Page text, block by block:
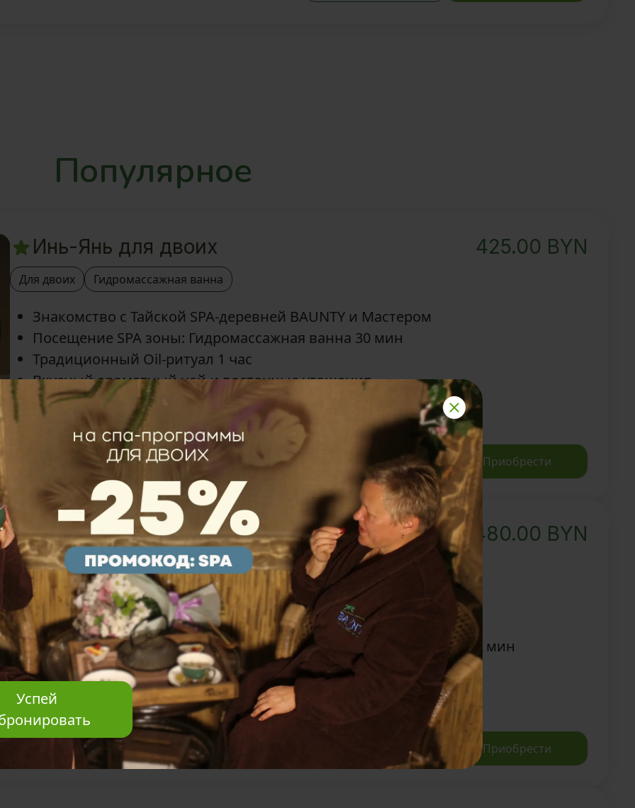
Успей
Популярное
Инь-Янь для двоих 425.00 BYN
Для двоих Гидромассажная ванна
Знакомство с Тайской SPA-деревней BAUNTY и Мастером
Посещение SPA зоны: Гидромассажная ванна 30 мин
Традиционный Oil-ритуал 1 час
Вкусный ароматный чай и восточные угощения
1ч 45 мин Записаться Приобрести
Магия Симилан для двоих 480.00 BYN
Для двоих
Знакомство с Тайской SPA-деревней BAUNTY и Мастером
Традиционный Oil-ритуал 1 час
На выбор: foot-ритуал 30мин/ face-ритуал 30 мин/neck-ритуал 30 мин
Вкусный ароматный чай и восточные угощения
1ч 45мин Приобрести